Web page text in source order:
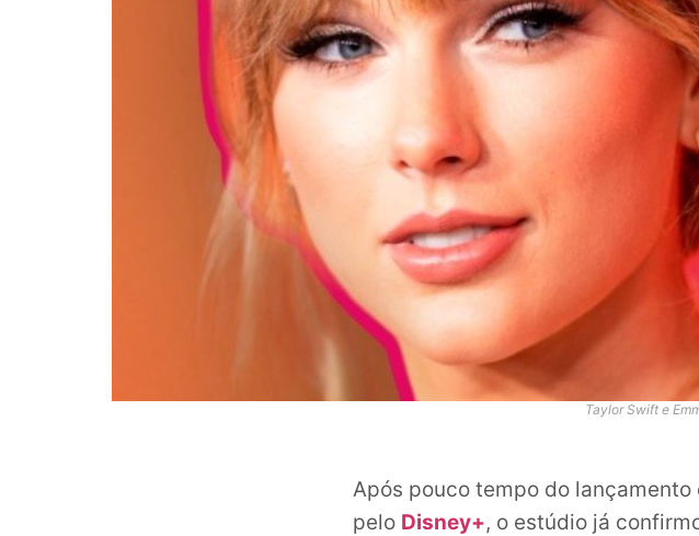
Taylor Swift e
Após pouco tempo do lançamento
pelo Disney+, o estúdio já